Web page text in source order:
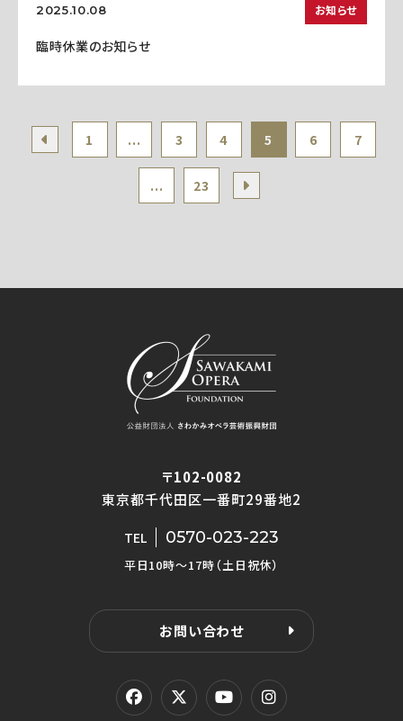
2025.10.08 お知らせ
臨時休業のお知らせ
1 ... 3 4 5 6 7
... 23
〒102-0082
東京都千代田区一番町29番地2
TEL 0570-023-223
平日10時〜17時（土日祝休）
お問い合わせ